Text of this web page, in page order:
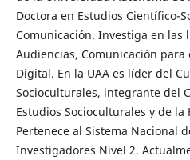
Doctora en Estudios Científico-
Comunicación. Investiga en las
Audiencias, Comunicación
Digital. En la UAA es líder del
Socioculturales, integrante del
Estudios Socioculturales y de la
Pertenece al Sistema Nacional
Investigadores Nivel 2.